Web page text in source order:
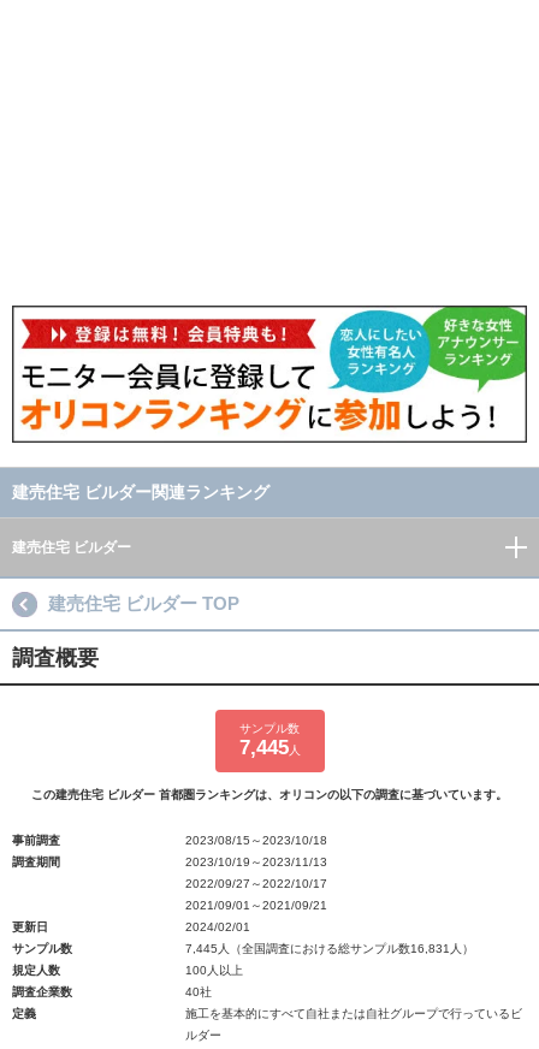
建売住宅 ビルダー関連ランキング
建売住宅 ビルダー
建売住宅 ビルダー TOP
調査概要
サンプル数
7,445人
この建売住宅 ビルダー 首都圏ランキングは、オリコンの以下の調査に基づいています。
事前調査
2023/08/15～2023/10/18
調査期間
2023/10/19～2023/11/13
2022/09/27～2022/10/17
2021/09/01～2021/09/21
更新日
2024/02/01
サンプル数
7,445人（全国調査における総サンプル数16,831人）
規定人数
100人以上
調査企業数
40社
定義
施工を基本的にすべて自社または自社グループで行っているビ
ルダー